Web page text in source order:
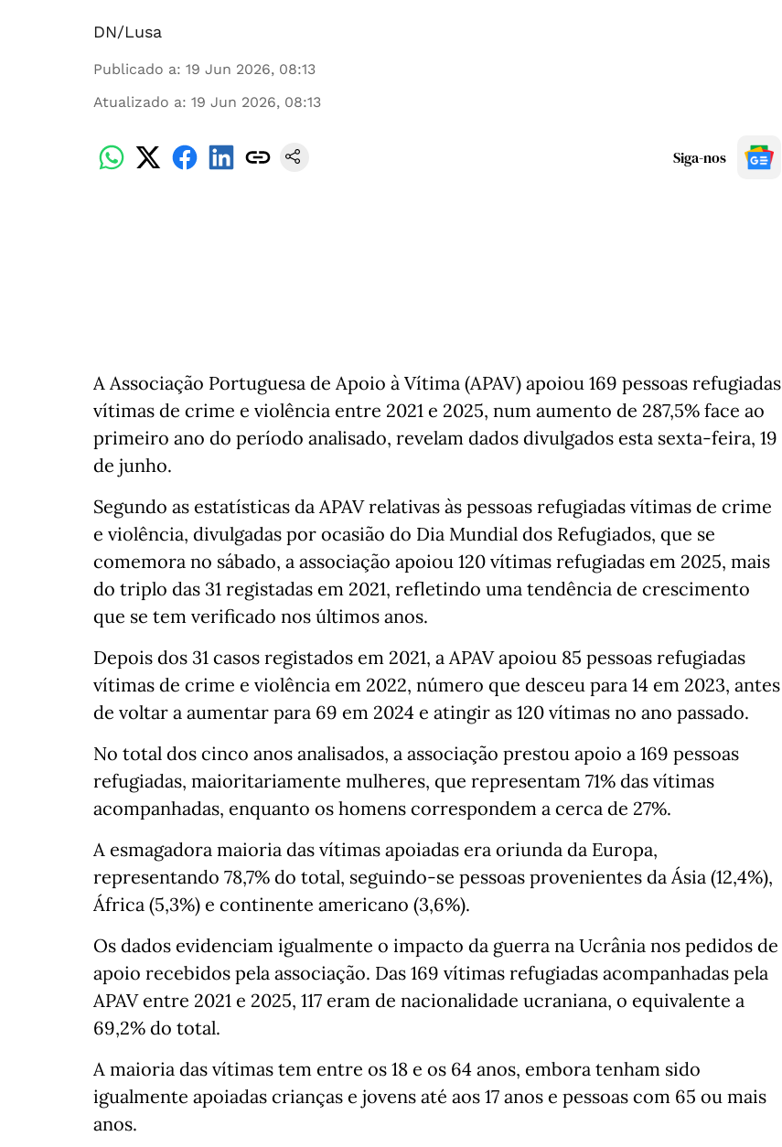
DN/Lusa
Publicado a: 19 Jun 2026, 08:13
Atualizado a: 19 Jun 2026, 08:13
Siga-nos
A Associação Portuguesa de Apoio à Vítima (APAV) apoiou 169 pessoas refugiadas
vítimas de crime e violência entre 2021 e 2025, num aumento de 287,5% face ao
primeiro ano do período analisado, revelam dados divulgados esta sexta-feira, 19
de junho.
Segundo as estatísticas da APAV relativas às pessoas refugiadas vítimas de crime
e violência, divulgadas por ocasião do Dia Mundial dos Refugiados, que se
comemora no sábado, a associação apoiou 120 vítimas refugiadas em 2025, mais
do triplo das 31 registadas em 2021, refletindo uma tendência de crescimento
que se tem verificado nos últimos anos.
Depois dos 31 casos registados em 2021, a APAV apoiou 85 pessoas refugiadas
vítimas de crime e violência em 2022, número que desceu para 14 em 2023, antes
de voltar a aumentar para 69 em 2024 e atingir as 120 vítimas no ano passado.
No total dos cinco anos analisados, a associação prestou apoio a 169 pessoas
refugiadas, maioritariamente mulheres, que representam 71% das vítimas
acompanhadas, enquanto os homens correspondem a cerca de 27%.
A esmagadora maioria das vítimas apoiadas era oriunda da Europa,
representando 78,7% do total, seguindo-se pessoas provenientes da Ásia (12,4%),
África (5,3%) e continente americano (3,6%).
Os dados evidenciam igualmente o impacto da guerra na Ucrânia nos pedidos de
apoio recebidos pela associação. Das 169 vítimas refugiadas acompanhadas pela
APAV entre 2021 e 2025, 117 eram de nacionalidade ucraniana, o equivalente a
69,2% do total.
A maioria das vítimas tem entre os 18 e os 64 anos, embora tenham sido
igualmente apoiadas crianças e jovens até aos 17 anos e pessoas com 65 ou mais
anos.